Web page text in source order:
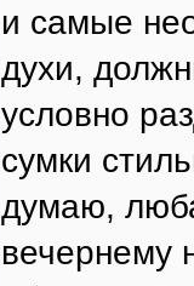
и самые
духи,
условно
сумки
думаю,
вечернему